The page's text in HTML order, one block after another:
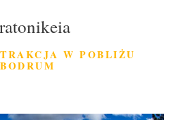
W POBLIŻU
BODRUM